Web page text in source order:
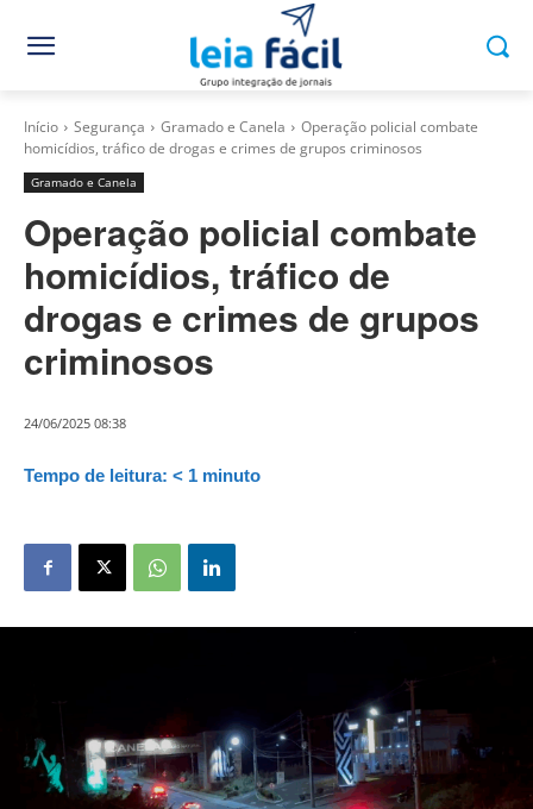
Início Segurança Gramado e Canela
Operação policial combate
homicídios, tráfico de drogas e crimes de grupos criminosos
Gramado e Canela
Operação policial combate
homicídios, tráfico de
drogas e crimes de grupos
criminosos
24/06/2025 08:38
Tempo de leitura: < 1 minuto